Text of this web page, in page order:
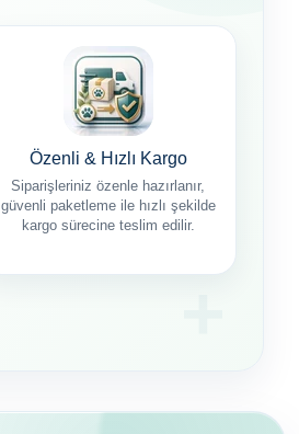
Özenli & Hızlı Kargo
Siparişleriniz özenle hazırlanır,
güvenli paketleme ile hızlı şekilde
kargo sürecine teslim edilir.